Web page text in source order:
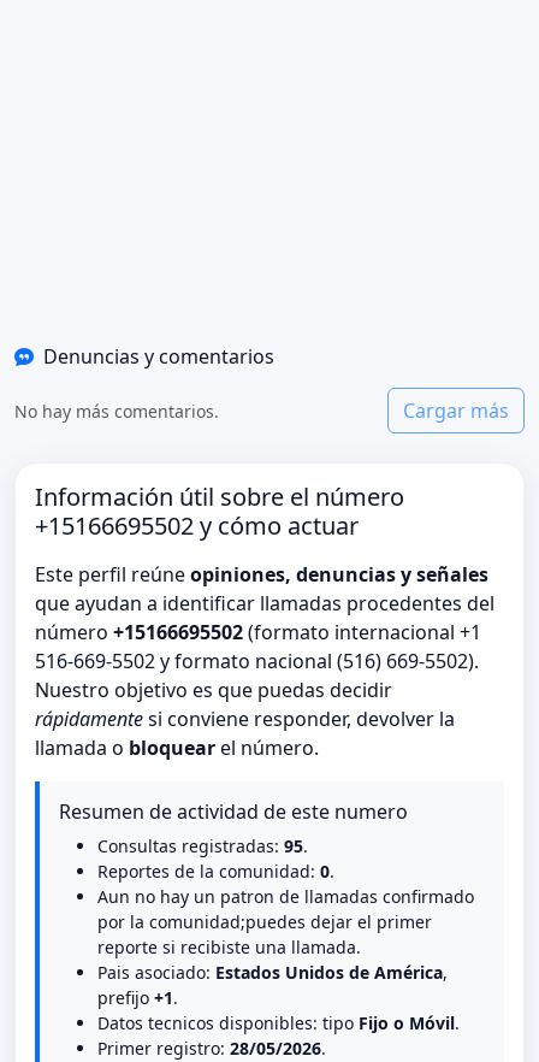
Denuncias y comentarios
No hay más comentarios. Cargar más
Información útil sobre el número
+15166695502 y cómo actuar
Este perfil reúneopiniones, denuncias y señales
que ayudan a identificar llamadas procedentes del
número +15166695502(formato internacional +1
516-669-5502 y formato nacional (516) 669-5502).
Nuestro objetivo es que puedas decidir
rápidamentesi conviene responder, devolver la
llamada o bloquearel número.
Resumen de actividad de este numero
Consultas registradas: 95.
Reportes de la comunidad: 0.
Aun no hay un patron de llamadas confirmado
por la comunidad;puedes dejar el primer
reporte si recibiste una llamada.
Pais asociado: Estados Unidos de América,
prefijo +1.
Datos tecnicos disponibles: tipo Fijo o Móvil.
Primer registro: 28/05/2026.